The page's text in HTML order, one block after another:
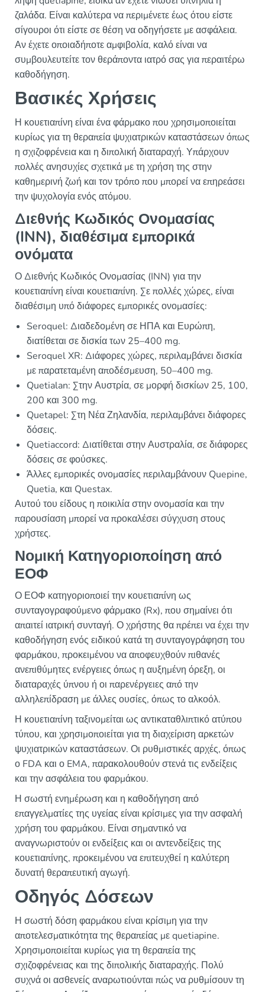
ζαλάδα. Είναι καλύτερα να περιμένετε έως ότου είστε
σίγουροι ότι είστε σε θέση να οδηγήσετε με ασφάλεια.
Αν έχετε οποιαδήποτε αμφιβολία, καλό είναι να
συμβουλευτείτε τον θεράποντα ιατρό σας για περαιτέρω
καθοδήγηση.
Βασικές Χρήσεις
Η κουετιαπίνη είναι ένα φάρμακο που χρησιμοποιείται
κυρίως για τη θεραπεία ψυχιατρικών καταστάσεων όπως
η σχιζοφρένεια και η διπολική διαταραχή. Υπάρχουν
πολλές ανησυχίες σχετικά με τη χρήση της στην
καθημερινή ζωή και τον τρόπο που μπορεί να επηρεάσει
την ψυχολογία ενός ατόμου.
Διεθνής Κωδικός Ονομασίας
(INN), διαθέσιμα εμπορικά
ονόματα
Ο Διεθνής Κωδικός Ονομασίας (INN) για την
κουετιαπίνη είναι κουετιαπίνη. Σε πολλές χώρες, είναι
διαθέσιμη υπό διάφορες εμπορικές ονομασίες:
Seroquel: Διαδεδομένη σε ΗΠΑ και Ευρώπη,
διατίθεται σε δισκία των 25–400 mg.
Seroquel XR: Διάφορες χώρες, περιλαμβάνει δισκία
με παρατεταμένη αποδέσμευση, 50–400 mg.
Quetialan: Στην Αυστρία, σε μορφή δισκίων 25, 100,
200 και 300 mg.
Quetapel: Στη Νέα Ζηλανδία, περιλαμβάνει διάφορες
δόσεις.
Quetiaccord: Διατίθεται στην Αυστραλία, σε διάφορες
δόσεις σε φούσκες.
Άλλες εμπορικές ονομασίες περιλαμβάνουν Quepine,
Quetia, και Questax.
Αυτού του είδους η ποικιλία στην ονομασία και την
παρουσίαση μπορεί να προκαλέσει σύγχυση στους
χρήστες.
Νομική Κατηγοριοποίηση από
ΕΟΦ
Ο ΕΟΦ κατηγοριοποιεί την κουετιαπίνη ως
συνταγογραφούμενο φάρμακο (Rx), που σημαίνει ότι
απαιτεί ιατρική συνταγή. Ο χρήστης θα πρέπει να έχει την
καθοδήγηση ενός ειδικού κατά τη συνταγογράφηση του
φαρμάκου, προκειμένου να αποφευχθούν πιθανές
ανεπιθύμητες ενέργειες όπως η αυξημένη όρεξη, οι
διαταραχές ύπνου ή οι παρενέργειες από την
αλληλεπίδραση με άλλες ουσίες, όπως το αλκοόλ.
Η κουετιαπίνη ταξινομείται ως αντικαταθλιπτικό ατύπου
τύπου, και χρησιμοποιείται για τη διαχείριση αρκετών
ψυχιατρικών καταστάσεων. Οι ρυθμιστικές αρχές, όπως
ο FDA και ο EMA, παρακολουθούν στενά τις ενδείξεις
και την ασφάλεια του φαρμάκου.
Η σωστή ενημέρωση και η καθοδήγηση από
επαγγελματίες της υγείας είναι κρίσιμες για την ασφαλή
χρήση του φαρμάκου. Είναι σημαντικό να
αναγνωριστούν οι ενδείξεις και οι αντενδείξεις της
κουετιαπίνης, προκειμένου να επιτευχθεί η καλύτερη
δυνατή θεραπευτική αγωγή.
Οδηγός Δόσεων
Η σωστή δόση φαρμάκου είναι κρίσιμη για την
αποτελεσματικότητα της θεραπείας με quetiapine.
Χρησιμοποιείται κυρίως για τη θεραπεία της
σχιζοφρένειας και της διπολικής διαταραχής. Πολύ
συχνά οι ασθενείς αναρωτιούνται πώς να ρυθμίσουν τη